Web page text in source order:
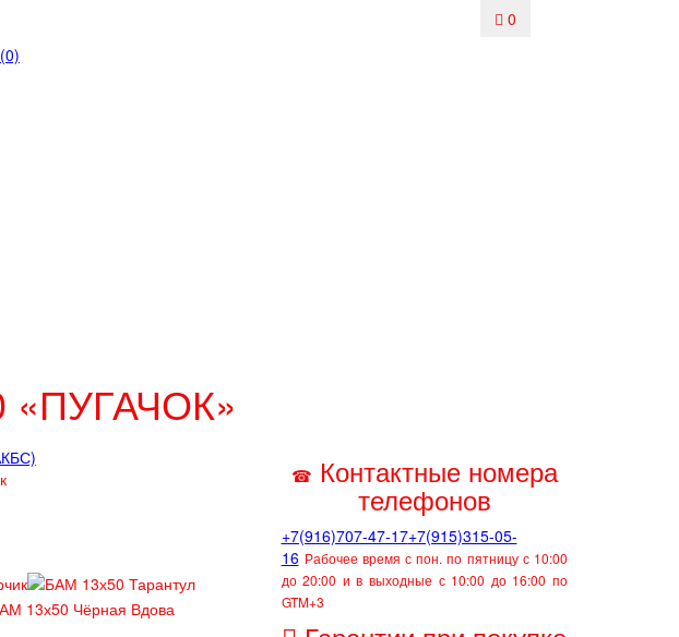
0
«ПУГАЧОК»
☎ Контактные номера
телефонов
+7(916)707-47-17+7(915)315-05-
16 Рабочее время с пон. по пятницу с 10:00
до 20:00 и в выходные с 10:00 до 16:00 по
GTM+3